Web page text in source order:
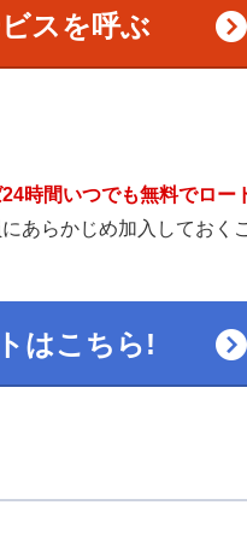
スを呼ぶ
時間いつでも無料でロー
あらかじめ加入しておく
はこちら!